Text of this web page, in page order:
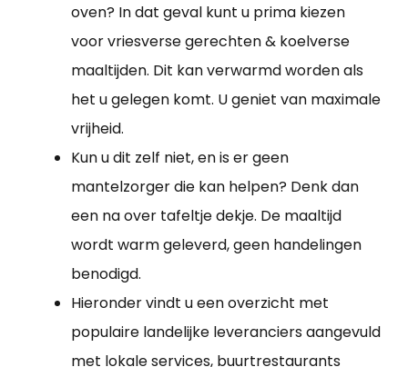
oven? In dat geval kunt u prima kiezen
voor vriesverse gerechten & koelverse
maaltijden. Dit kan verwarmd worden als
het u gelegen komt. U geniet van maximale
vrijheid.
Kun u dit zelf niet, en is er geen
mantelzorger die kan helpen? Denk dan
een na over tafeltje dekje. De maaltijd
wordt warm geleverd, geen handelingen
benodigd.
Hieronder vindt u een overzicht met
populaire landelijke leveranciers aangevuld
met lokale services, buurtrestaurants